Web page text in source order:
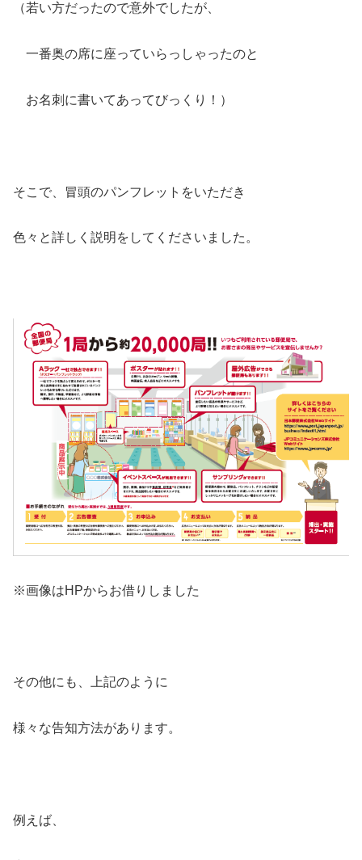
（若い方だったので意外でしたが、
一番奥の席に座っていらっしゃったのと
お名刺に書いてあってびっくり！）
そこで、冒頭のパンフレットをいただき
色々と詳しく説明をしてくださいました。
※画像はHPからお借りしました
その他にも、上記のように
様々な告知方法があります。
例えば、